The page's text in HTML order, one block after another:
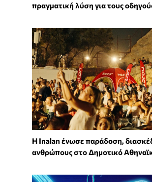
πραγματική λύση για τους
Η Inalan ένωσε παράδοση,
ανθρώπους στο Δημοτικό